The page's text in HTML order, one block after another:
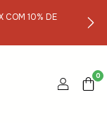
COM 10% DE
0